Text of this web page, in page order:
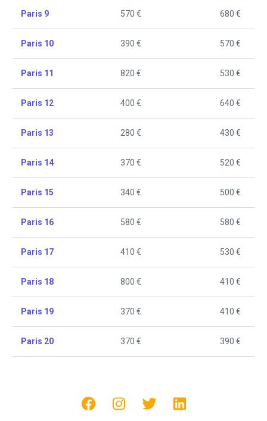
Paris 9 570 € 680 €
Paris 10 390 € 570 €
Paris 11 820 € 530 €
Paris 12 400 € 640 €
Paris 13 280 € 430 €
Paris 14 370 € 520 €
Paris 15 340 € 500 €
Paris 16 580 € 580 €
Paris 17 410 € 530 €
Paris 18 800 € 410 €
Paris 19 370 € 410 €
Paris 20 370 € 390 €